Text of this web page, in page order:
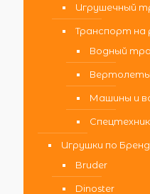
Игрушечный
Транспорт на
Водный
Вертолеты
Машины и
Игрушки по
Bruder
Dinoster